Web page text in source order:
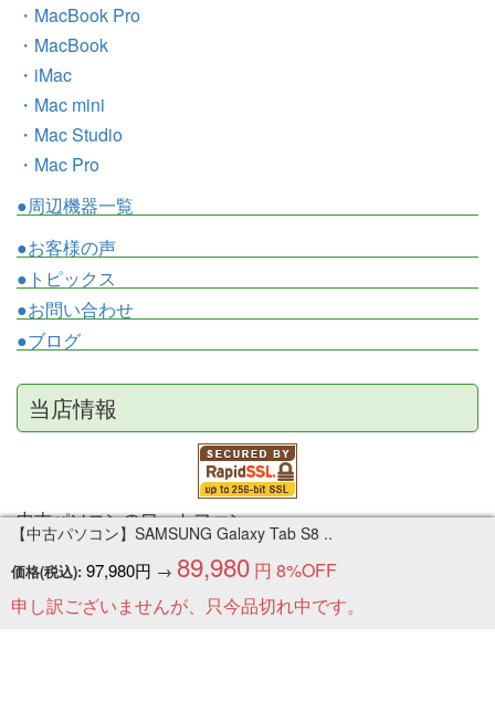
【中古パソコン】SAMSUNG Galaxy Tab S8 ..
価格(税込): 97,980円 → 89,980 円 8%OFF
申し訳ございませんが、只今品切れ中です。
・MacBook Pro
・MacBook
・iMac
・Mac mini
・Mac Studio
・Mac Pro
●周辺機器一覧
●お客様の声
●トピックス
●お問い合わせ
●ブログ
当店情報
中古パソコンのワットファン
〒520-3024 滋賀県栗東市小柿 6-10-15
TEL:077-575-6016(10時～17時半)12時～13時お電話対応